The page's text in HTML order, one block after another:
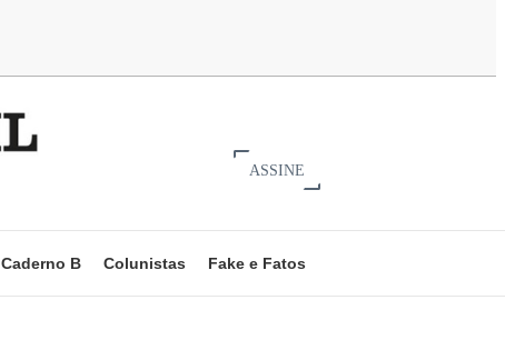
ASSINE
Caderno B Colunistas Fake e Fatos